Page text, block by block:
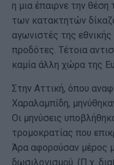
η μια έπαιρνε την
των κατακτητών
αγωνιστές της
προδότες. Τέτοια
καμία άλλη χώρα της
Στην Αττική, όπου
Χαραλαμπίδη,
Οι μηνύσεις
τρομοκρατίας που
Άρα αφορούσαν μέρος
δωσιλογισμού. (Π.χ.